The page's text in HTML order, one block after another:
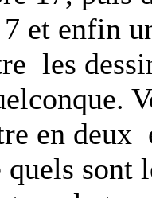
et enfin
les
en deux
quels sont